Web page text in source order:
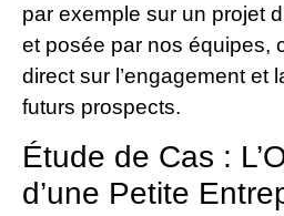
par exemple sur un projet
et posée par nos équipes,
direct sur l’engagement et
futurs prospects.
Étude de Cas :
d’une Petite